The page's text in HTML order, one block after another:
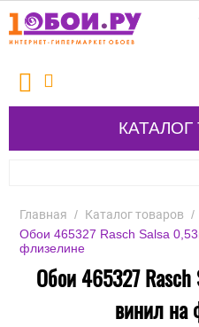
Главная / Каталог товаров /
Обои 465327 Rasch Salsa
флизелине
Обои 465327
винил на